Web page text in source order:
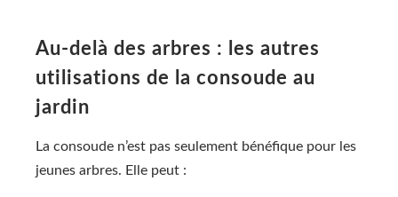
Au-delà des arbres : les autres
utilisations de la consoude au
jardin
La consoude n’est pas seulement bénéfique pour les
jeunes arbres. Elle peut :